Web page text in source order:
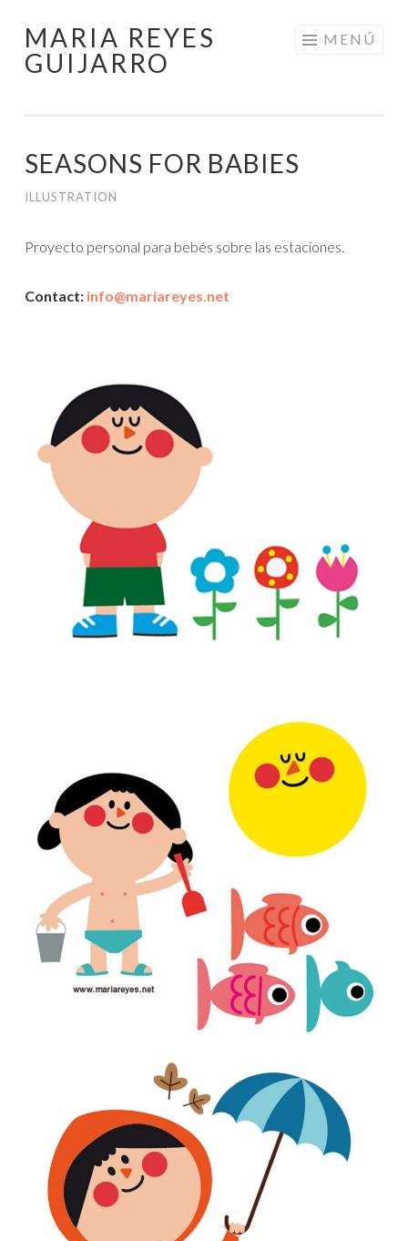
Saltar
al
MARIA REYES
GUIJARRO
MENÚ
SEASONS FOR BABIES
ILLUSTRATION
Proyecto personal para bebés sobre las estaciones.
Contact: info@mariareyes.net